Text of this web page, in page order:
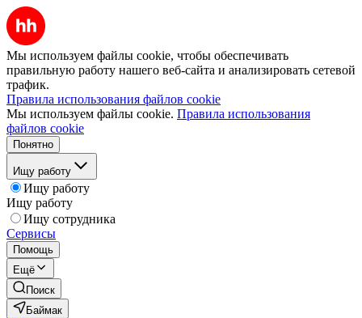
Мы используем файлы cookie, чтобы обеспечивать
правильную работу нашего веб-сайта и анализировать сетевой
трафик.
Правила использования файлов cookie
Мы используем файлы cookie. Правила использования
файлов cookie
Понятно
Ищу работу
Ищу работу
Ищу работу
Ищу сотрудника
Сервисы
Помощь
Ещё
Поиск
Баймак